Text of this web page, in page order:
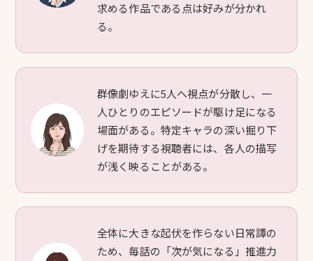
求める作品である点は好みが分かれ
る。
群像劇ゆえに5人へ視点が分散し、一
人ひとりのエピソードが駆け足になる
場面がある。特定キャラの深い掘り下
げを期待する視聴者には、各人の描写
が浅く映ることがある。
全体に大きな起伏を作らない日常譚の
ため、毎話の「次が気になる」推進力